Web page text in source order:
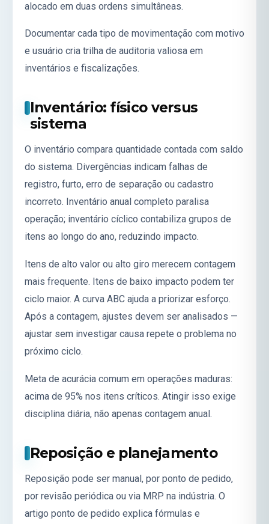
alocado em duas ordens simultâneas.
Documentar cada tipo de movimentação com motivo
e usuário cria trilha de auditoria valiosa em
inventários e fiscalizações.
Inventário: físico versus
sistema
O inventário compara quantidade contada com saldo
do sistema. Divergências indicam falhas de
registro, furto, erro de separação ou cadastro
incorreto. Inventário anual completo paralisa
operação; inventário cíclico contabiliza grupos de
itens ao longo do ano, reduzindo impacto.
Itens de alto valor ou alto giro merecem contagem
mais frequente. Itens de baixo impacto podem ter
ciclo maior. A curva ABC ajuda a priorizar esforço.
Após a contagem, ajustes devem ser analisados —
ajustar sem investigar causa repete o problema no
próximo ciclo.
Meta de acurácia comum em operações maduras:
acima de 95% nos itens críticos. Atingir isso exige
disciplina diária, não apenas contagem anual.
Reposição e planejamento
Reposição pode ser manual, por ponto de pedido,
por revisão periódica ou via MRP na indústria. O
artigo ponto de pedido explica fórmulas e